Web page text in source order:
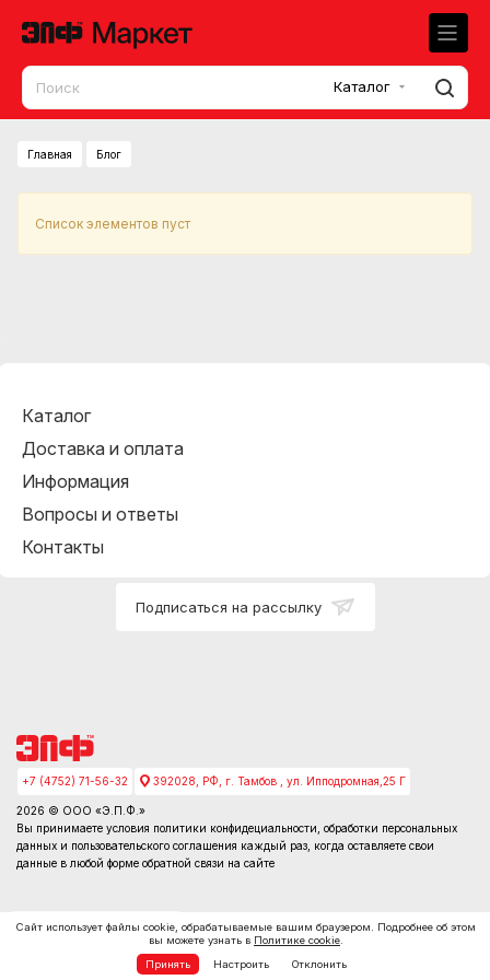
Каталог
Главная Блог
Список элементов пуст
Каталог
Доставка и оплата
Информация
Вопросы и ответы
Контакты
Подписаться на рассылку
+7 (4752) 71-56-32 392028, РФ, г. Тамбов , ул. Ипподромная,25 Г
2026 © ООО «Э.П.Ф.»
Вы принимаете условия политики конфидециальности , обработки персональных
данных и пользовательского соглашения каждый раз, когда оставляете свои
данные в любой форме обратной связи на сайте
Сайт использует файлы cookie, обрабатываемые вашим браузером. Подробнее об этом
вы можете узнать в Политике cookie
Принять
Настроить Отклонить